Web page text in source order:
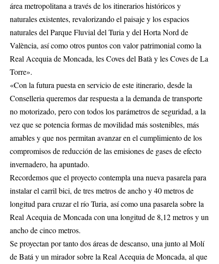
área metropolitana a través de los itinerarios históricos y
naturales existentes, revalorizando el paisaje y los espacios
naturales del Parque Fluvial del Turia y del Horta Nord de
València, así como otros puntos con valor patrimonial como la
Real Acequia de Moncada, les Coves del Batà y les Coves de La
Torre».
«Con la futura puesta en servicio de este itinerario, desde la
Conselleria queremos dar respuesta a la demanda de transporte
no motorizado, pero con todos los parámetros de seguridad, a la
vez que se potencia formas de movilidad más sostenibles, más
amables y que nos permitan avanzar en el cumplimiento de los
compromisos de reducción de las emisiones de gases de efecto
invernadero, ha apuntado.
Recordemos que el proyecto contempla una nueva pasarela para
instalar el carril bici, de tres metros de ancho y 40 metros de
longitud para cruzar el río Turia, así como una pasarela sobre la
Real Acequia de Moncada con una longitud de 8,12 metros y un
ancho de cinco metros.
Se proyectan por tanto dos áreas de descanso, una junto al Molí
de Batá y un mirador sobre la Real Acequia de Moncada, al que